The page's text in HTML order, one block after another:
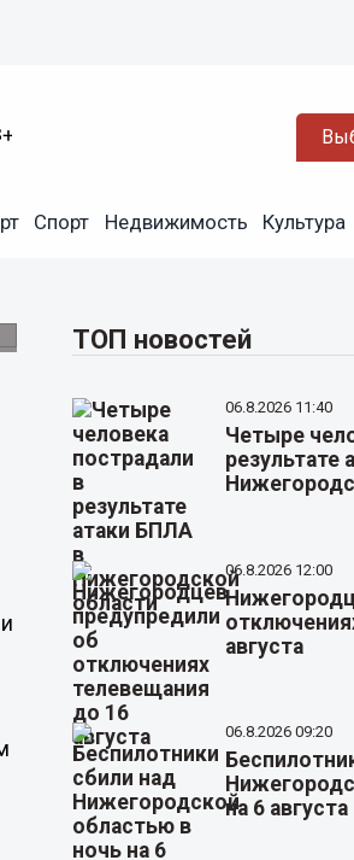
Спорт Недвижимость Культура
ТОП новостей
06.8.2026 11:40
Четыре
результате
06.8.2026 12:00
августа
06.8.2026 09:20
на 6 августа